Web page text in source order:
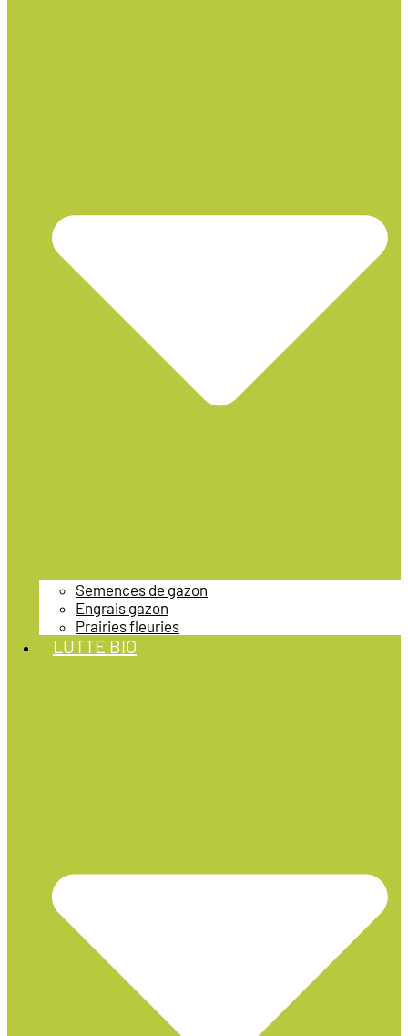
Semences de gazon
Engrais gazon
Prairies fleuries
LUTTE BIO